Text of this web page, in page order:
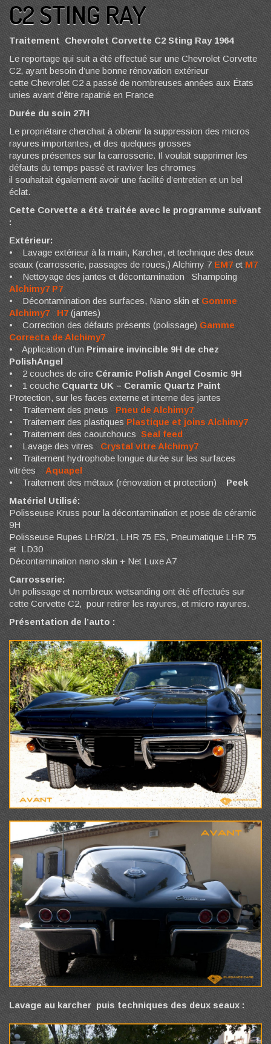
C2 STING RAY
Traitement Chevrolet Corvette C2 Sting Ray 1964
Le reportage qui suit a été effectué sur une Chevrolet Corvette
C2, ayant besoin d’une bonne rénovation extérieur
cette Chevrolet C2 a passé de nombreuses années aux États
unies avant d’être rapatrié en France
Durée du soin 27H
Le propriétaire cherchait à obtenir la suppression des micros
rayures importantes, et des quelques grosses
rayures présentes sur la carrosserie. Il voulait supprimer les
défauts du temps passé et raviver les chromes
il souhaitait également avoir une facilité d’entretien et un bel
éclat.
Cette Corvette a été traitée avec le programme suivant
:
Extérieur:
• Lavage extérieur à la main, Karcher, et technique des deux
seaux (carrosserie, passages de roues,) Alchimy 7 EM7etM7
• Nettoyage des jantes et décontamination Shampoing
Alchimy7 P7
• Décontamination des surfaces, Nano skin etGomme
Alchimy7 H7(jantes)
• Correction des défauts présents (polissage) Gamme
Correcta de Alchimy7
• Application d’unPrimaire invincible 9H de chez
PolishAngel
• 2 couches de cire Céramic Polish Angel Cosmic 9H
• 1 couche Cquartz UK – Ceramic Quartz Paint
Protection, sur les faces externe et interne des jantes
• Traitement des pneus Pneu de Alchimy7
• Traitement des plastiquesPlastique et joins Alchimy7
• Traitement des caoutchoucsSeal feed
• Lavage des vitres Crystal vitre Alchimy7
• Traitement hydrophobe longue durée sur les surfaces
vitréesAquapel
• Traitement des métaux (rénovation et protection) Peek
Matériel Utilisé:
Polisseuse Kruss pour la décontamination et pose de céramic
9H
Polisseuse Rupes LHR/21, LHR 75 ES, Pneumatique LHR 75
et LD30
Décontamination nano skin + Net Luxe A7
Carrosserie:
Un polissage et nombreux wetsanding ont été effectués sur
cette Corvette C2, pour retirer les rayures, et micro rayures.
Présentation de l’auto :
Lavage au karcher puis techniques des deux seaux :